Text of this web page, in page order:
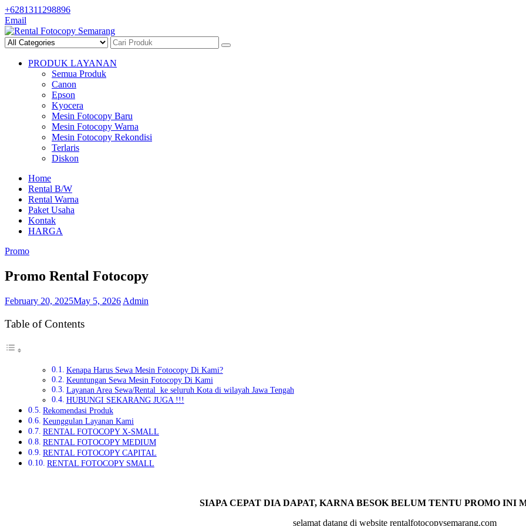
Skip
to
content
+6281311298896
Email
PRODUK LAYANAN
Semua Produk
Canon
Epson
Kyocera
Mesin Fotocopy Baru
Mesin Fotocopy Warna
Mesin Fotocopy Rekondisi
Terlaris
Diskon
Home
Rental B/W
Rental Warna
Paket Usaha
Kontak
HARGA
Promo
Promo Rental Fotocopy
February 20, 2025May 5, 2026 Admin
Table of Contents
Kenapa Harus Sewa Mesin Fotocopy Di Kami?
Keuntungan Sewa Mesin Fotocopy Di Kami
Layanan Area Sewa/Rental ke seluruh Kota di wilayah Jawa Tengah
HUBUNGI SEKARANG JUGA !!!
Rekomendasi Produk
Keunggulan Layanan Kami
RENTAL FOTOCOPY X-SMALL
RENTAL FOTOCOPY MEDIUM
RENTAL FOTOCOPY CAPITAL
RENTAL FOTOCOPY SMALL
SIAPA CEPAT DIA DAPAT, KARNA BESOK BELUM TENTU PROMO INI
selamat datang di website rentalfotocopysemarang.com